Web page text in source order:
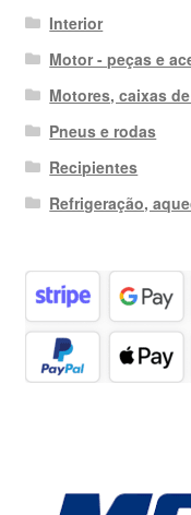
Interior
Motor - peças e
Motores, caixas
Pneus e rodas
Recipientes
Refrigeração,